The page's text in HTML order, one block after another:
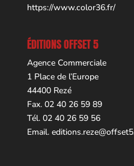
https://www.color36.fr/
ÉDITIONS OFFSET 5
Agence Commerciale
1 Place de l’Europe
44400 Rezé
Fax. 02 40 26 59 89
Tél. 02 40 26 59 56
Email.